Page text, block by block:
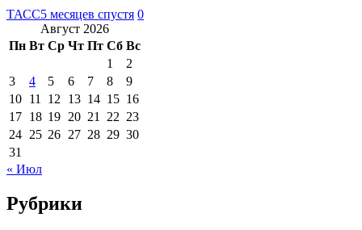
ТАСС5 месяцев спустя 0
Август 2026
Пн Вт Ср Чт Пт Сб Вс
1
2
3
4 5 6 7 8
9
10 11 12 13 14 15 16
17 18 19 20 21 22 23
24 25 26 27 28 29 30
31
« Июл
Рубрики